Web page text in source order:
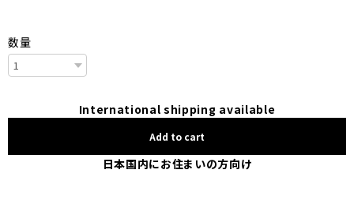
数量
International shipping available
Add to cart
日本国内にお住まいの方向け